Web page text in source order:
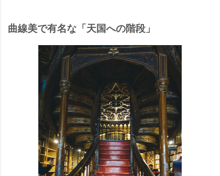
曲線美で有名な「天国への階段」